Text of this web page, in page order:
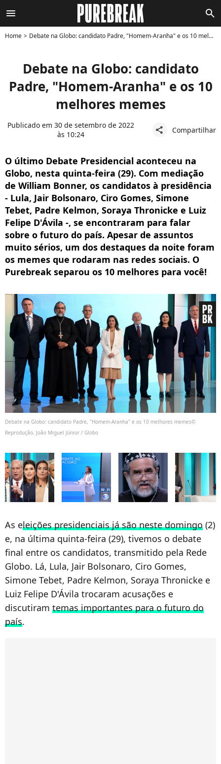
menu search
Home Debate na Globo: candidato Padre, "Homem-Aranha" e os 10 melhores memes
Debate na Globo: candidato
Padre, "Homem-Aranha" e os 10
melhores memes
Publicado em 30 de setembro de 2022
às 10:24
share Compartilhar
O último Debate Presidencial aconteceu na
Globo, nesta quinta-feira (29). Com mediação
de William Bonner, os candidatos à presidência
- Lula, Jair Bolsonaro, Ciro Gomes, Simone
Tebet, Padre Kelmon, Soraya Thronicke e Luiz
Felipe D'Ávila -, se encontraram para falar
sobre o futuro do país. Apesar de assuntos
muito sérios, um dos destaques da noite foram
os memes que rodaram nas redes sociais. O
Purebreak separou os 10 melhores para você!
Debate na Globo: candidato Padre, "Homem-Aranha" e os 10 melhores memes©
Reprodução, João Miguel Júnior / Globo
As eleições presidenciais já são neste domingo (2)
e, na última quinta-feira (29), tivemos o debate
final entre os candidatos, transmitido pela Rede
Globo. Lá, Lula, Jair Bolsonaro, Ciro Gomes,
Simone Tebet, Padre Kelmon, Soraya Thronicke e
Luiz Felipe D'Ávila trocaram acusações e
discutiram temas importantes para o futuro do
país.